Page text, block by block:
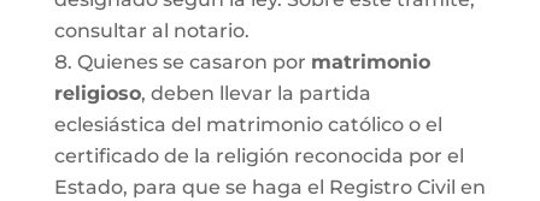
consultar al notario.
Quienes se casaron por matrimonio
religioso, deben llevar la partida
eclesiástica del matrimonio católico o el
certificado de la religión reconocida por el
Estado, para que se haga el Registro Civil en